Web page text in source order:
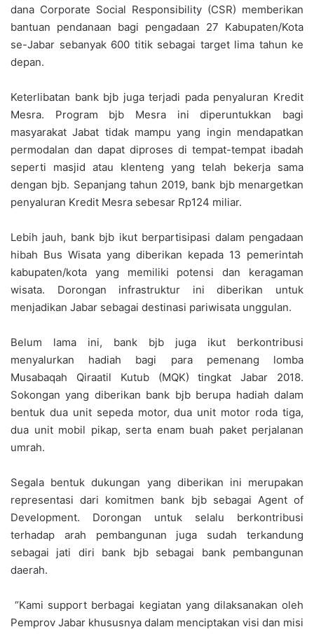
dana Corporate Social Responsibility (CSR) memberikan
bantuan pendanaan bagi pengadaan 27 Kabupaten/Kota
se-Jabar sebanyak 600 titik sebagai target lima tahun ke
depan.
Keterlibatan bank bjb juga terjadi pada penyaluran Kredit
Mesra. Program bjb Mesra ini diperuntukkan bagi
masyarakat Jabat tidak mampu yang ingin mendapatkan
permodalan dan dapat diproses di tempat-tempat ibadah
seperti masjid atau klenteng yang telah bekerja sama
dengan bjb. Sepanjang tahun 2019, bank bjb menargetkan
penyaluran Kredit Mesra sebesar Rp124 miliar.
Lebih jauh, bank bjb ikut berpartisipasi dalam pengadaan
hibah Bus Wisata yang diberikan kepada 13 pemerintah
kabupaten/kota yang memiliki potensi dan keragaman
wisata. Dorongan infrastruktur ini diberikan untuk
menjadikan Jabar sebagai destinasi pariwisata unggulan.
Belum lama ini, bank bjb juga ikut berkontribusi
menyalurkan hadiah bagi para pemenang lomba
Musabaqah Qiraatil Kutub (MQK) tingkat Jabar 2018.
Sokongan yang diberikan bank bjb berupa hadiah dalam
bentuk dua unit sepeda motor, dua unit motor roda tiga,
dua unit mobil pikap, serta enam buah paket perjalanan
umrah.
Segala bentuk dukungan yang diberikan ini merupakan
representasi dari komitmen bank bjb sebagai Agent of
Development. Dorongan untuk selalu berkontribusi
terhadap arah pembangunan juga sudah terkandung
sebagai jati diri bank bjb sebagai bank pembangunan
daerah.
“Kami support berbagai kegiatan yang dilaksanakan oleh
Pemprov Jabar khususnya dalam menciptakan visi dan misi